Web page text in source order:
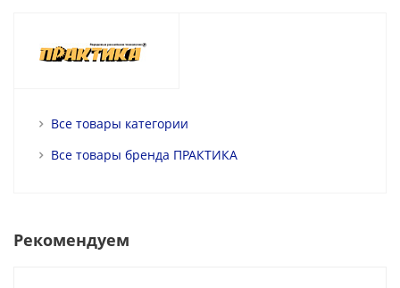
Все товары категории
Все товары бренда ПРАКТИКА
Рекомендуем